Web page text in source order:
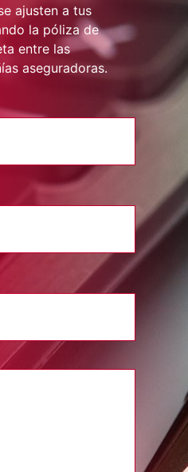
ajusten a tus
la póliza de
entre las
aseguradoras.